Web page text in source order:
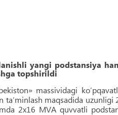
yangi podstansiya
topshirildi
massividagi
maqsadida uzunligi
2x16 MVA quvvatli